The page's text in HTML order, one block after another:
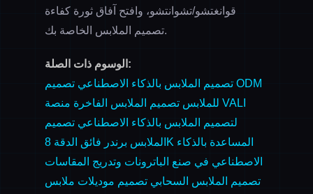
قوانغتشو/تشوانتشو، وافتح آفاق ثورة كفاءة
تصميم الملابس الخاصة بك.
الوسوم ذات الصلة:
تصميم الملابس بالذكاء الاصطناعي تصميم ODM
للملابس تصميم الملابس الفاخرة منصة VALI
لتصميم الملابس بالذكاء الاصطناعي تصميم
الملابس برندر فائق الدقة 8K المساعدة بالذكاء
الاصطناعي في صنع الباترونات وتدريج المقاسات
تصميم الملابس السحابي تصميم موديلات ملابس